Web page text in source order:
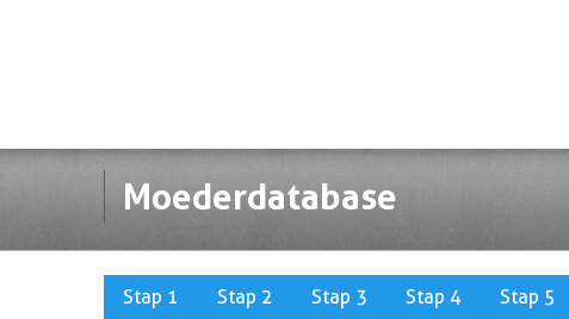
Moederdatabase
Stap 1 Stap 2 Stap 3 Stap 4 Stap 5